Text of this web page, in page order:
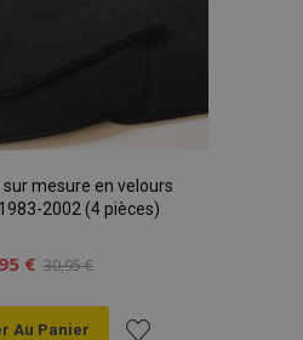
mesure en velours
2002 (4 pièces)
€ 30,95 €
Au Panier